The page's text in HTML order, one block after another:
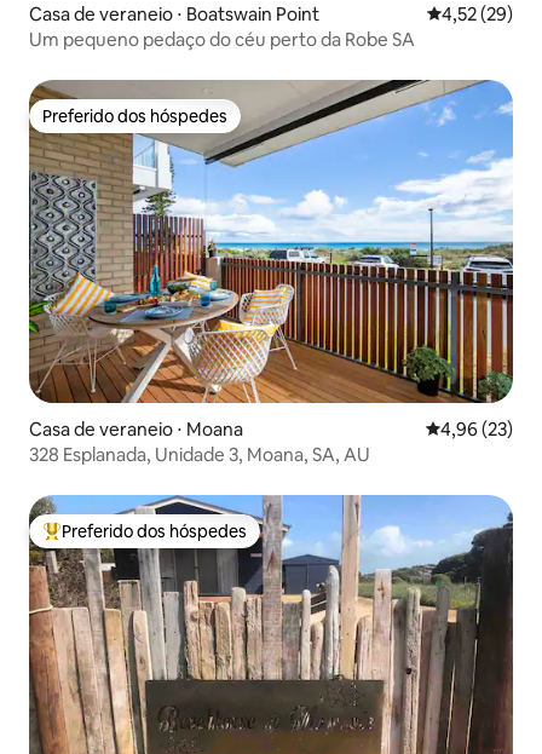
Casa de veraneio ⋅ Boatswain Point 4,52 de uma
4,52 (29)
Um pequeno pedaço do céu perto da Robe SA
Preferido dos hóspedes
Preferido dos hóspedes
Casa de veraneio ⋅ Moana 4,96 de uma
4,96 (23)
328 Esplanada, Unidade 3, Moana, SA, AU
Entre os melhores preferidos dos hóspedes
Preferido dos hóspedes